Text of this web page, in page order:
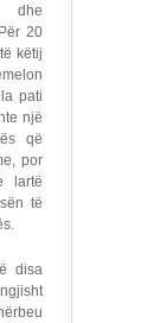
dhe
20
këtij
pati
një
që
por
lartë
të
disa